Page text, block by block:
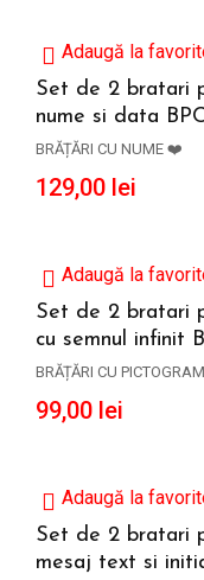
Adaugă la
Set de 2 bratari
nume si data
BRĂȚĂRI CU NUME ❤️
129,00 lei
Adaugă la
Set de 2 bratari
cu semnul infinit
BRĂȚĂRI CU
99,00 lei
Adaugă la
Set de 2 bratari
mesaj text si